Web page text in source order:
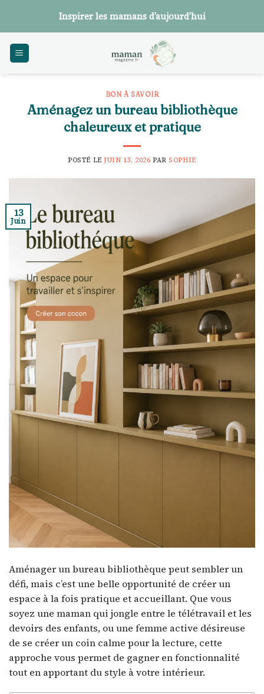
content
Inspirer les mamans d’aujourd’hui
BON À SAVOIR
Aménagez un bureau bibliothèque
chaleureux et pratique
POSTÉ LEJUIN 13, 2026 PARSOPHIE
13
Juin
Aménager un bureau bibliothèque peut sembler un
défi, mais c’est une belle opportunité de créer un
espace à la fois pratique et accueillant. Que vous
soyez une maman qui jongle entre le télétravail et les
devoirs des enfants, ou une femme active désireuse
de se créer un coin calme pour la lecture, cette
approche vous permet de gagner en fonctionnalité
tout en apportant du style à votre intérieur.